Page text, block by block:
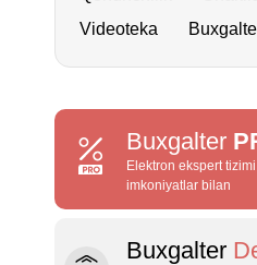
Videoteka
Buxgalter
Elektron ekspert
imkoniyatlar bilan
Buxgalter